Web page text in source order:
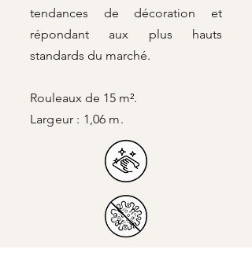
tendances de décoration et
répondant aux plus hauts
standards du marché.
Rouleaux de 15 m².
Largeur : 1,06 m.